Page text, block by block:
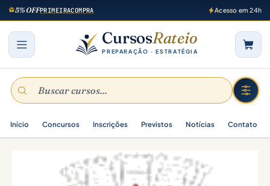
5% OFFPRIMEIRACOMPRA Acesso em 24h
CursosRateio
PREPARAÇÃO · ESTRATÉGIA
Início Concursos Inscrições Previstos Notícias Contato